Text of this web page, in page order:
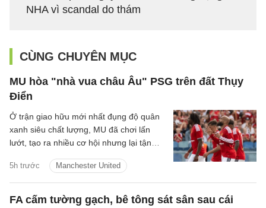
NHA vì scandal do thám
CÙNG CHUYÊN MỤC
MU hòa "nhà vua châu Âu" PSG trên đất Thụy
Điển
5h trước Manchester United
Ở trận giao hữu mới nhất đụng độ quân
xanh siêu chất lượng, MU đã chơi lấn
lướt, tạo ra nhiều cơ hội nhưng lại tận
quả hòa.
FA cấm tường gạch, bê tông sát sân sau cái